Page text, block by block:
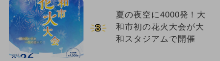
3
夏の夜空に4000発！大
和市初の花火大会が大
和スタジアムで開催